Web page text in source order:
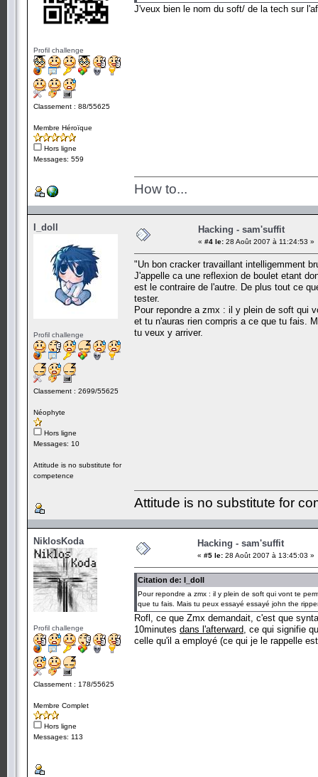
Profil challenge
Classement : 88/55625
Membre Héroïque
Hors ligne
Messages: 559
J'veux bien le nom du soft/ de la tech sur
How to...
I_doll
Profil challenge
Classement : 2699/55625
Néophyte
Hors ligne
Messages: 10
Attitude is no substitute for
competence
Hacking - sam'suffit
« #4 le: 28 Août 2007 à 11:24:53 »
"Un bon cracker travaillant intelligemment
J'appelle ca une reflexion de boulet etant
est le contraire de l'autre. De plus tout ce
tester.
Pour repondre a zmx : il y plein de soft qui
et tu n'auras rien compris a ce que tu fais.
tu veux y arriver.
Attitude is no substitute for
NiklosKoda
Profil challenge
Classement : 178/55625
Membre Complet
Hors ligne
Messages: 113
Hacking - sam'suffit
« #5 le: 28 Août 2007 à 13:45:03 »
Citation de: I_doll
Pour repondre a zmx : il y plein de soft qui vont te
que tu fais. Mais tu peux essayé essayé john the
Rofl, ce que Zmx demandait, c'est que
10minutes dans l'afterward , ce qui signifie
celle qu'il a employé (ce qui je le rappelle